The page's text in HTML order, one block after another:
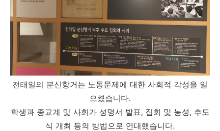
전태일의 분신항거는 노동문제에 대한 사회적 각성을 일
으켰습니다.
학생과 종교계 및 사회가 성명서 발표, 집회 및 농성, 추도
식 개최 등의 방법으로 연대했습니다.